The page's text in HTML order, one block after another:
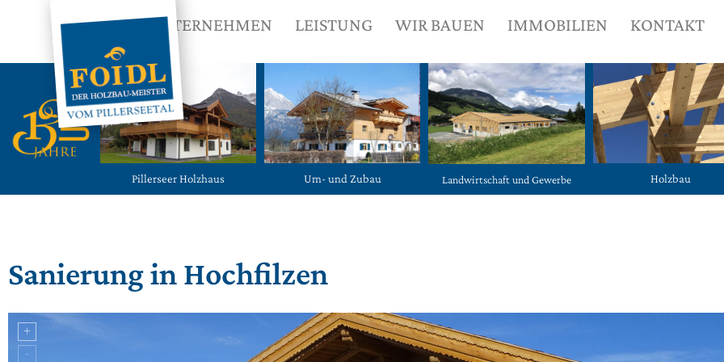
UNTERNEHMEN LEISTUNG WIR BAUEN IMMOBILIEN KONTAKT
Pillerseer Holzhaus Um- und Zubau Landwirtschaft und Gewerbe Holzbau
Sanierung in Hochfilzen